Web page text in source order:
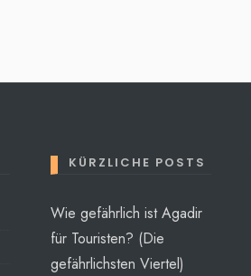
KÜRZLICHE POSTS
Wie gefährlich ist Agadir
für Touristen? (Die
gefährlichsten Viertel)